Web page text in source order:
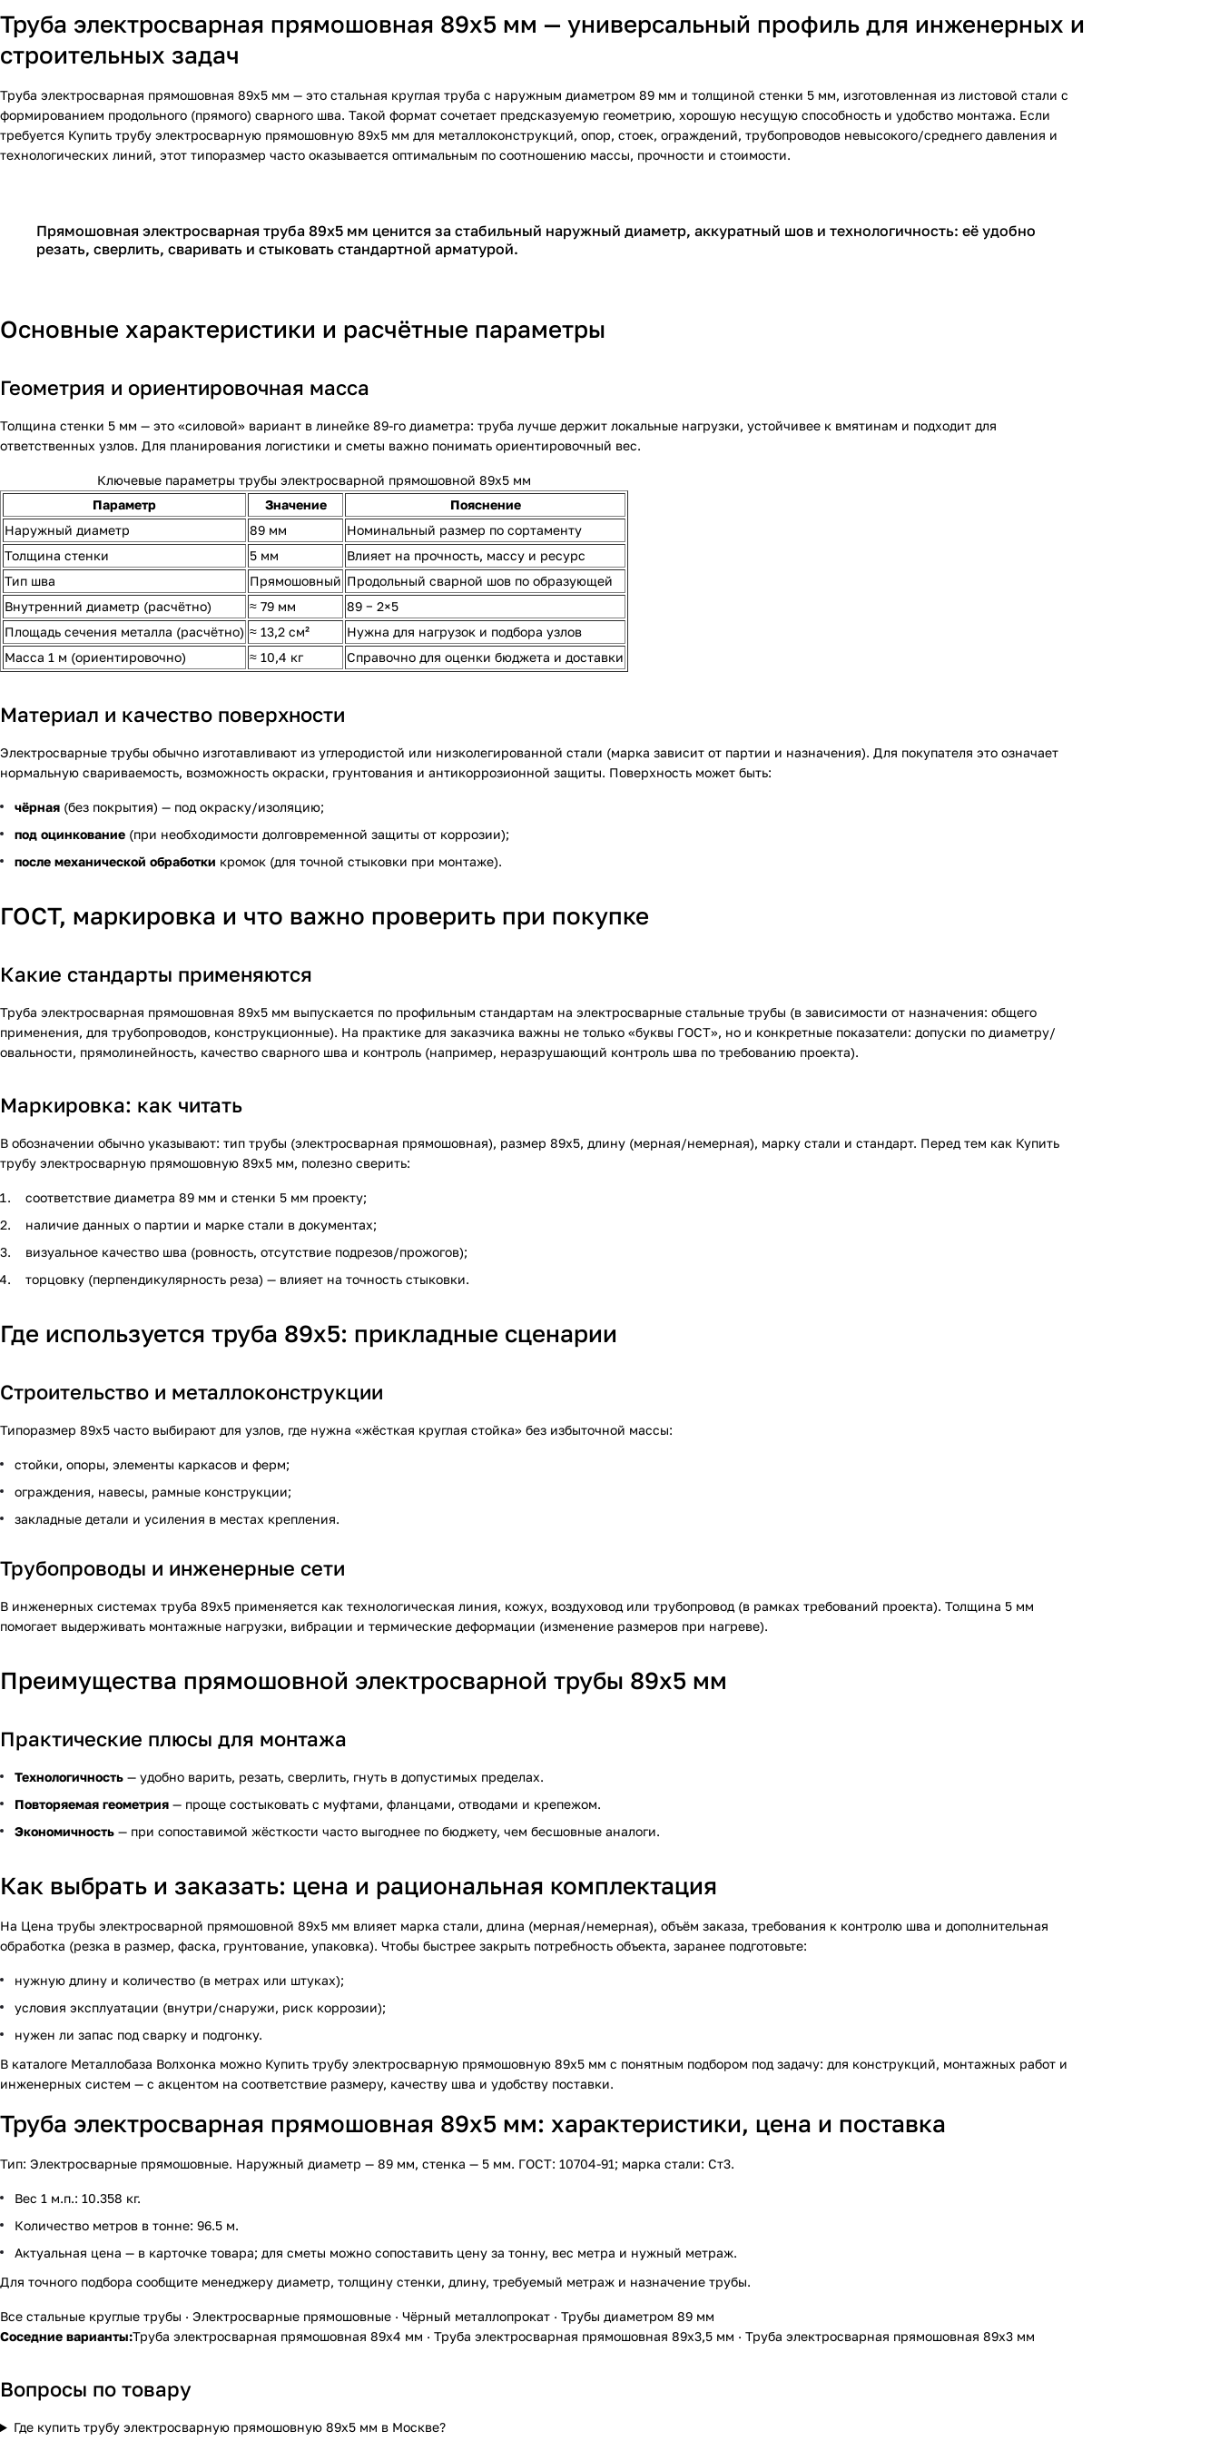
Труба электросварная прямошовная 89х5 мм — универсальный профиль для инженерных и
строительных задач
Труба электросварная прямошовная 89х5 мм — это стальная круглая труба с наружным диаметром 89 мм и толщиной стенки 5 мм, изготовленная из листовой стали с
формированием продольного (прямого) сварного шва. Такой формат сочетает предсказуемую геометрию, хорошую несущую способность и удобство монтажа. Если
требуется Купить трубу электросварную прямошовную 89х5 мм для металлоконструкций, опор, стоек, ограждений, трубопроводов невысокого/среднего давления и
технологических линий, этот типоразмер часто оказывается оптимальным по соотношению массы, прочности и стоимости.
Прямошовная электросварная труба 89х5 мм ценится за стабильный наружный диаметр, аккуратный шов и технологичность: её удобно
резать, сверлить, сваривать и стыковать стандартной арматурой.
Основные характеристики и расчётные параметры
Геометрия и ориентировочная масса
Толщина стенки 5 мм — это «силовой» вариант в линейке 89-го диаметра: труба лучше держит локальные нагрузки, устойчивее к вмятинам и подходит для
ответственных узлов. Для планирования логистики и сметы важно понимать ориентировочный вес.
Ключевые параметры трубы электросварной прямошовной 89х5 мм
Параметр
Значение
Пояснение
Наружный диаметр
89 мм
Номинальный размер по сортаменту
Толщина стенки
5 мм
Влияет на прочность, массу и ресурс
Тип шва
Прямошовный Продольный сварной шов по образующей
Внутренний диаметр (расчётно)
≈ 79 мм
89 − 2×5
Площадь сечения металла (расчётно) ≈ 13,2 см²
Нужна для нагрузок и подбора узлов
Масса 1 м (ориентировочно)
≈ 10,4 кг Справочно для оценки бюджета и доставки
Материал и качество поверхности
Электросварные трубы обычно изготавливают из углеродистой или низколегированной стали (марка зависит от партии и назначения). Для покупателя это означает
нормальную свариваемость, возможность окраски, грунтования и антикоррозионной защиты. Поверхность может быть:
чёрная (без покрытия) — под окраску/изоляцию;
под оцинкование (при необходимости долговременной защиты от коррозии);
после механической обработки кромок (для точной стыковки при монтаже).
ГОСТ, маркировка и что важно проверить при покупке
Какие стандарты применяются
Труба электросварная прямошовная 89х5 мм выпускается по профильным стандартам на электросварные стальные трубы (в зависимости от назначения: общего
применения, для трубопроводов, конструкционные). На практике для заказчика важны не только «буквы ГОСТ», но и конкретные показатели: допуски по диаметру/
овальности, прямолинейность, качество сварного шва и контроль (например, неразрушающий контроль шва по требованию проекта).
Маркировка: как читать
В обозначении обычно указывают: тип трубы (электросварная прямошовная), размер 89х5, длину (мерная/немерная), марку стали и стандарт. Перед тем как Купить
трубу электросварную прямошовную 89х5 мм, полезно сверить:
соответствие диаметра 89 мм и стенки 5 мм проекту;
наличие данных о партии и марке стали в документах;
визуальное качество шва (ровность, отсутствие подрезов/прожогов);
торцовку (перпендикулярность реза) — влияет на точность стыковки.
Где используется труба 89х5: прикладные сценарии
Строительство и металлоконструкции
Типоразмер 89х5 часто выбирают для узлов, где нужна «жёсткая круглая стойка» без избыточной массы:
стойки, опоры, элементы каркасов и ферм;
ограждения, навесы, рамные конструкции;
закладные детали и усиления в местах крепления.
Трубопроводы и инженерные сети
В инженерных системах труба 89х5 применяется как технологическая линия, кожух, воздуховод или трубопровод (в рамках требований проекта). Толщина 5 мм
помогает выдерживать монтажные нагрузки, вибрации и термические деформации (изменение размеров при нагреве).
Преимущества прямошовной электросварной трубы 89х5 мм
Практические плюсы для монтажа
Технологичность — удобно варить, резать, сверлить, гнуть в допустимых пределах.
Повторяемая геометрия — проще состыковать с муфтами, фланцами, отводами и крепежом.
Экономичность — при сопоставимой жёсткости часто выгоднее по бюджету, чем бесшовные аналоги.
Как выбрать и заказать: цена и рациональная комплектация
На Цена трубы электросварной прямошовной 89х5 мм влияет марка стали, длина (мерная/немерная), объём заказа, требования к контролю шва и дополнительная
обработка (резка в размер, фаска, грунтование, упаковка). Чтобы быстрее закрыть потребность объекта, заранее подготовьте:
нужную длину и количество (в метрах или штуках);
условия эксплуатации (внутри/снаружи, риск коррозии);
нужен ли запас под сварку и подгонку.
В каталоге Металлобаза Волхонка можно Купить трубу электросварную прямошовную 89х5 мм с понятным подбором под задачу: для конструкций, монтажных работ и
инженерных систем — с акцентом на соответствие размеру, качеству шва и удобству поставки.
Труба электросварная прямошовная 89х5 мм: характеристики, цена и поставка
Тип: Электросварные прямошовные. Наружный диаметр — 89 мм, стенка — 5 мм. ГОСТ: 10704-91; марка стали: Ст3.
Вес 1 м.п.: 10.358 кг.
Количество метров в тонне: 96.5 м.
Актуальная цена — в карточке товара; для сметы можно сопоставить цену за тонну, вес метра и нужный метраж.
Для точного подбора сообщите менеджеру диаметр, толщину стенки, длину, требуемый метраж и назначение трубы.
Все стальные круглые трубы · Электросварные прямошовные · Чёрный металлопрокат · Трубы диаметром 89 мм
Соседние варианты:Труба электросварная прямошовная 89х4 мм · Труба электросварная прямошовная 89х3,5 мм · Труба электросварная прямошовная 89х3 мм
Вопросы по товару
Где купить трубу электросварную прямошовную 89х5 мм в Москве?